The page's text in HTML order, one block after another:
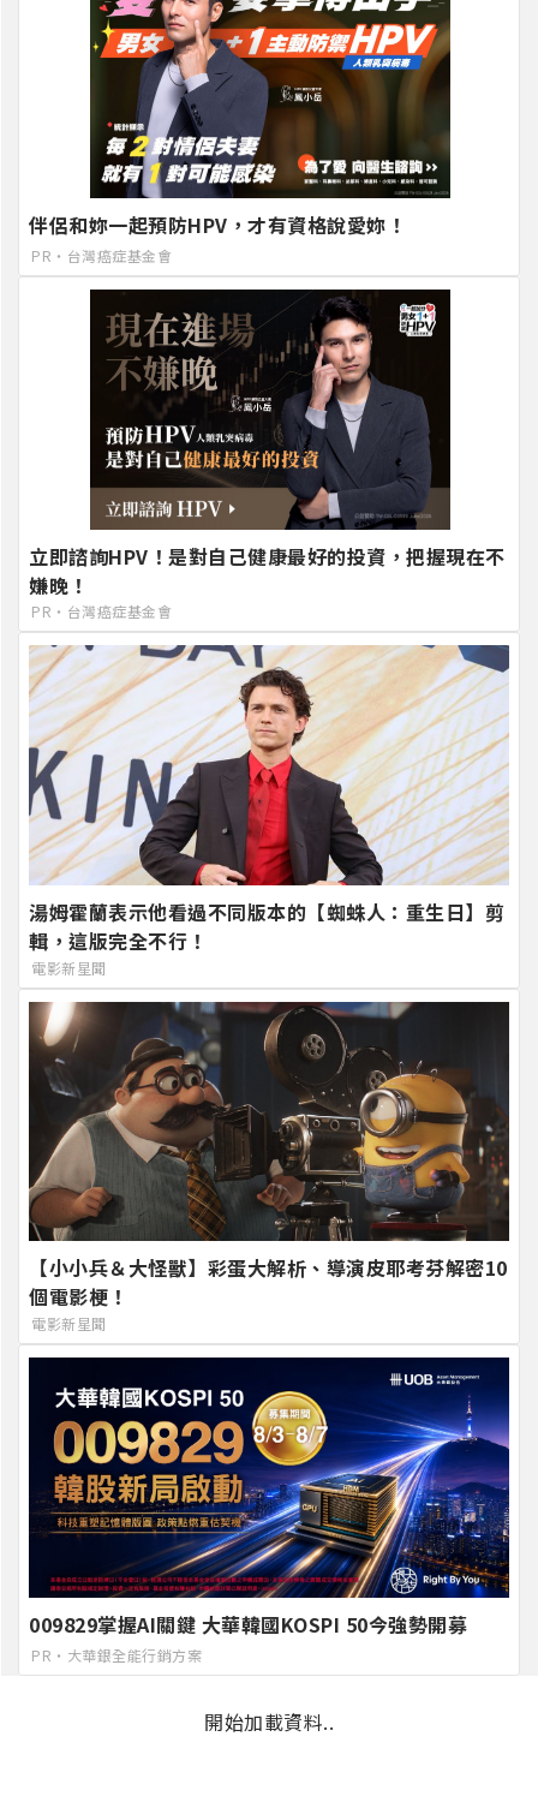
伴侶和妳一起預防HPV，才有資格說愛妳！
PR・台灣癌症基金會
立即諮詢HPV！是對自己健康最好的投資，把握現在不
嫌晚！
PR・台灣癌症基金會
湯姆霍蘭表示他看過不同版本的【蜘蛛人：重生日】剪
輯，這版完全不行！
電影新星聞
【小小兵＆大怪獸】彩蛋大解析、導演皮耶考芬解密10
個電影梗！
電影新星聞
009829掌握AI關鍵 大華韓國KOSPI 50今強勢開募
PR・大華銀全能行銷方案
開始加載資料..